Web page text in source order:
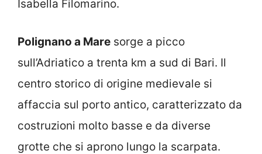
Isabella Filomarino.
Polignano a Mare sorge a picco
sull’Adriatico a trenta km a sud di Bari. Il
centro storico di origine medievale si
affaccia sul porto antico, caratterizzato da
costruzioni molto basse e da diverse
grotte che si aprono lungo la scarpata.